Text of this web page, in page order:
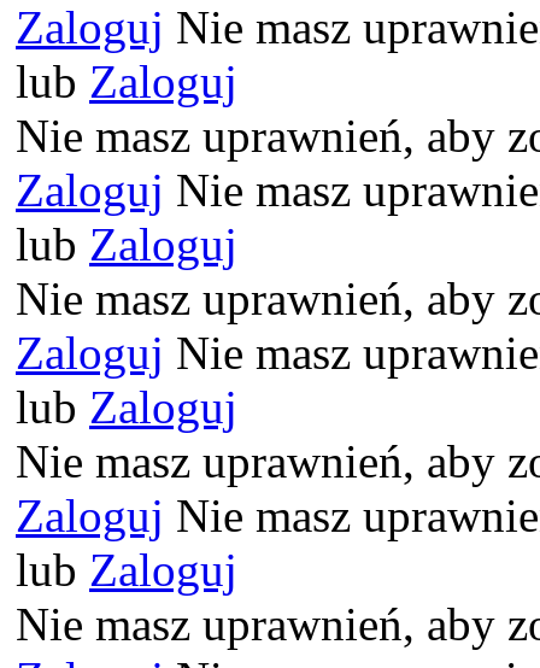
Zaloguj Nie masz
lub Zaloguj
Nie masz uprawnień, aby
Zaloguj Nie masz
lub Zaloguj
Nie masz uprawnień, aby
Zaloguj Nie masz
lub Zaloguj
Nie masz uprawnień, aby
Zaloguj Nie masz
lub Zaloguj
Nie masz uprawnień, aby